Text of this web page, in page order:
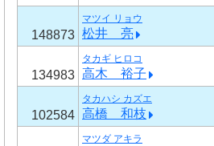
148873
マツイ リョウ
松井 亮
134983
タカギ ヒロコ
高木 裕子
102584
タカハシ カズエ
高橋 和枝
マツダ アキラ